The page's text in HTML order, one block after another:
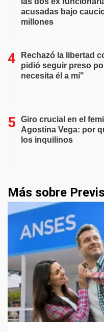
acusadas bajo
millones
Rechazó la libertad
pidió seguir preso
necesita él a mí"
Giro crucial en el
Agostina Vega: por
los inquilinos
Más sobre